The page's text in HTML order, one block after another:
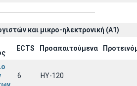
και μικρο-ηλεκτρονική (A1)
ECTS Προαπαιτούμενα
6 HY-120